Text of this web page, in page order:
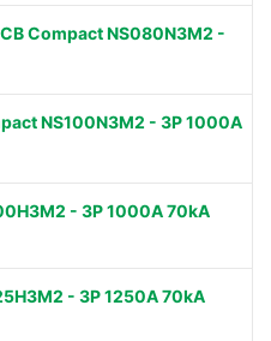
Compact NS080N3M2 -
NS100N3M2 - 3P 1000A
- 3P 1000A 70kA
- 3P 1250A 70kA